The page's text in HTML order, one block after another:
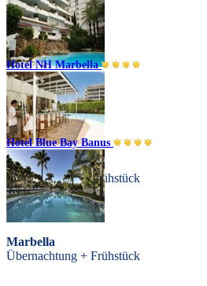
Marbella
Übernachtung
Hotel NH Marbella
Marbella
Übernachtung + Frühstück
Hotel Blue Bay Banus
Marbella
Übernachtung + Frühstück